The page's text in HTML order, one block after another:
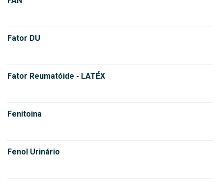
Fator DU
Fator Reumatóide - LATÉX
Fenitoina
Fenol Urinário